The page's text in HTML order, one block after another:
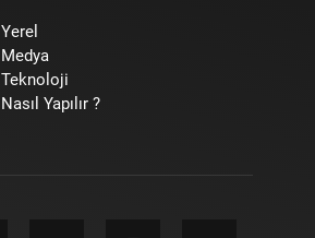
Yerel
Medya
Teknoloji
Nasıl Yapılır ?